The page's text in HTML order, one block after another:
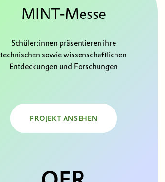
MINT-Messe
Schüler:innen präsentieren ihre
technischen sowie wissenschaftlichen
Entdeckungen und Forschungen
PROJEKT ANSEHEN